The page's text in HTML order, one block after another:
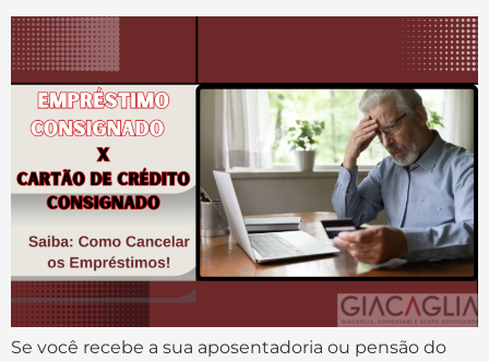
Se você recebe a sua aposentadoria ou pensão do